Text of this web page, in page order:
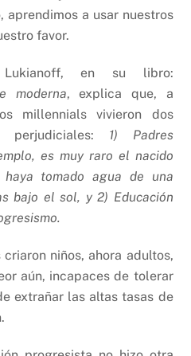
aprendimos a usar nuestros
favor.
Lukianoff, en su libro:
moderna, explica que, a
millennials vivieron dos
perjudiciales: 1) Padres
es muy raro el nacido
tomado agua de una
bajo el sol, y 2) Educación
niños, ahora adultos,
aún, incapaces de tolerar
extrañar las altas tasas de